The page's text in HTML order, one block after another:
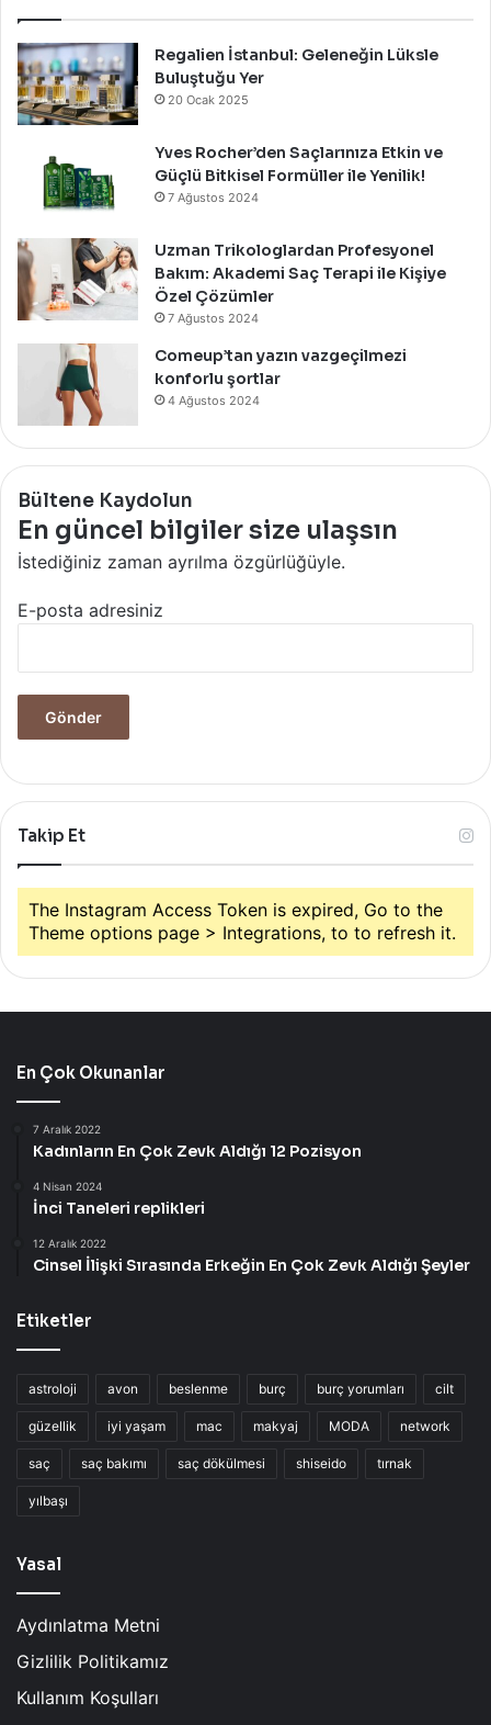
Kutladı!
Regalien İstanbul: Geleneğin Lüksle
Buluştuğu Yer
20 Ocak 2025
Yves Rocher’den Saçlarınıza Etkin ve
Güçlü Bitkisel Formüller ile Yenilik!
7 Ağustos 2024
Uzman Trikologlardan Profesyonel
Bakım: Akademi Saç Terapi ile Kişiye
Özel Çözümler
7 Ağustos 2024
Comeup’tan yazın vazgeçilmezi
konforlu şortlar
4 Ağustos 2024
Bültene Kaydolun
En güncel bilgiler size ulaşsın
İstediğiniz zaman ayrılma özgürlüğüyle.
E-posta adresiniz
Takip Et
The Instagram Access Token is expired, Go to the
Theme options page > Integrations, to to refresh it.
En Çok Okunanlar
7 Aralık 2022
Kadınların En Çok Zevk Aldığı 12 Pozisyon
4 Nisan 2024
İnci Taneleri replikleri
12 Aralık 2022
Cinsel İlişki Sırasında Erkeğin En Çok Zevk Aldığı Şeyler
Etiketler
astroloji avon beslenme burç burç yorumları cilt
güzellik iyi yaşam mac makyaj MODA network
saç saç bakımı saç dökülmesi shiseido tırnak
yılbaşı
Yasal
Aydınlatma Metni
Gizlilik Politikamız
Kullanım Koşulları